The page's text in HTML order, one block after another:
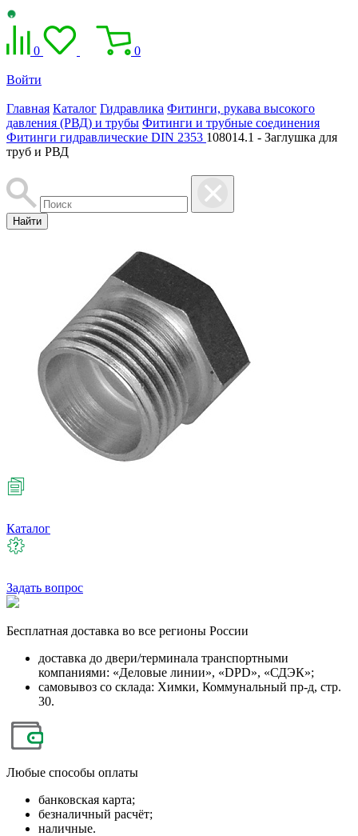
0 0
Войти
Главная Каталог Гидравлика Фитинги, рукава высокого
давления (РВД) и трубы Фитинги и трубные соединения
Фитинги гидравлические DIN 2353 108014.1 - Заглушка для
труб и РВД
Найти
Каталог
Задать вопрос
Бесплатная доставка во все регионы России
доставка до двери/терминала транспортными
компаниями: «Деловые линии», «DPD», «СДЭК»;
самовывоз со склада: Химки, Коммунальный пр-д, стр.
30.
Любые способы оплаты
банковская карта;
безналичный расчёт;
наличные.